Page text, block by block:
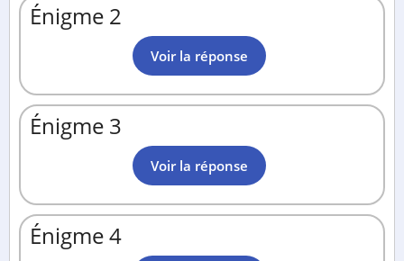
Énigme 2
Voir la réponse
Énigme 3
Voir la réponse
Énigme 4